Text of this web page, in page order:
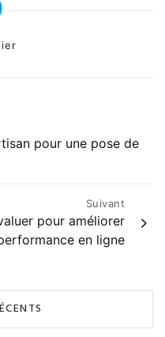
pour une pose de
Suivant
pour améliorer
en ligne